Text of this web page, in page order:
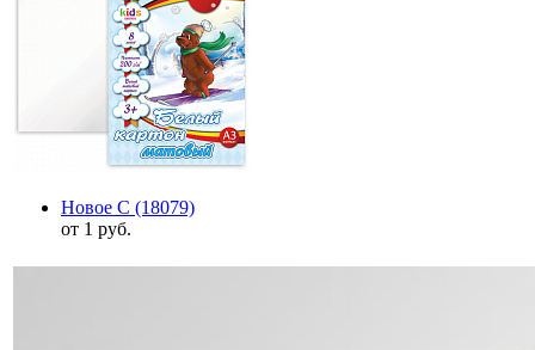
Новое С (18079)
от 1 руб.